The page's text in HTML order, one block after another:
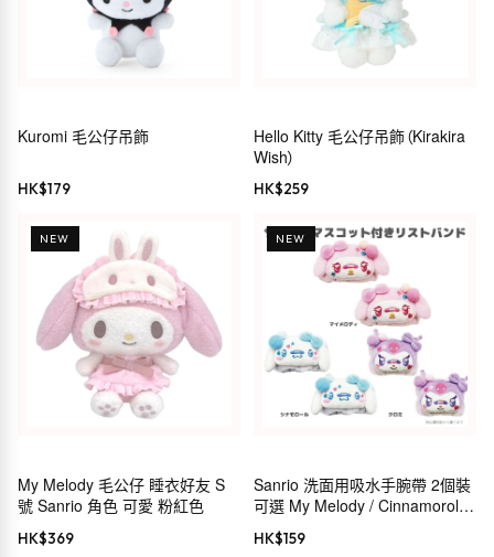
Kuromi 毛公仔吊飾
HK$179
Hello Kitty 毛公仔吊飾（Kirakira
Wish）
HK$259
NEW
My Melody 毛公仔 睡衣好友 S
號 Sanrio 角色 可愛 粉紅色
HK$369
NEW
Sanrio 洗面用吸水手腕帶 2個裝
可選 My Melody / Cinnamoroll /
Kuromi
HK$159